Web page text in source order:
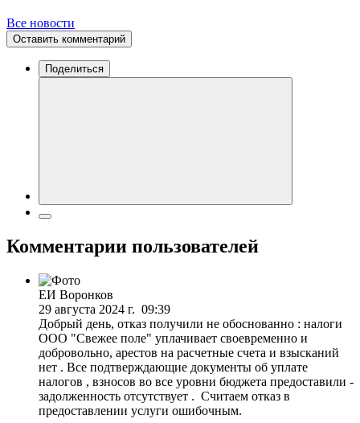
Все новости
Оставить комментарий
Поделиться
Комментарии пользователей
ЕИ Воронков
29 августа 2024 г. 09:39
Добрый день, отказ получили не обоснованно : налоги
ООО "Свежее поле" уплачивает своевременно и
добровольно, арестов на расчетные счета и взысканий
нет . Все подтверждающие документы об уплате
налогов , взносов во все уровни бюджета предоставили -
задолженность отсутствует . Считаем отказ в
предоставлении услуги ошибочным.